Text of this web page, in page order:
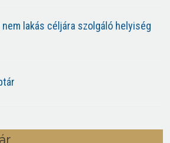
lakás céljára szolgáló helyiség